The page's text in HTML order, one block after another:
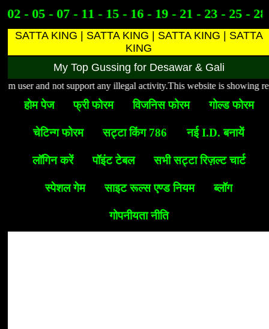
- 05 - 07 - 11 - 15 - 16 - 19 - 21 - 23 - 25 - 28 -
SATTA KING | SATTA KING | SATTA KING | SATTA
KING
My Top Gussing for Desawar & Gali
user and not support any illegal activity.This website is showing
होम पेज फ्री फोरम विजनिस फोरम गोल्ड फोरम
चेटिन्ग फोरम सट्टा किंग 786 नई I.D. बनायें
लॉगिन करें पॉइंट टेबल सभी सट्टा रिज़ल्ट चार्ट
स्पेशल गेम साइट रूल्स एण्ड नियम ब्लॉग
गोपनीयता नीति